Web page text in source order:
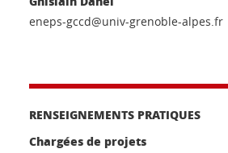
eneps-gccd@univ-grenoble-alpes.fr
RENSEIGNEMENTS PRATIQUES
Chargées de projets